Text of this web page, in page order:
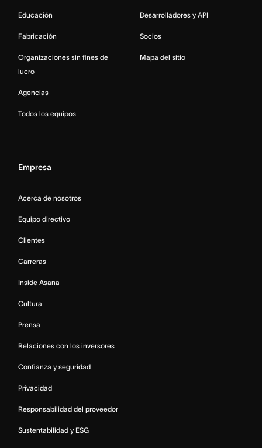
Educación
Fabricación
Organizaciones sin fines de
lucro
Agencias
Todos los equipos
Desarrolladores y API
Socios
Mapa del sitio
Empresa
Acerca de nosotros
Equipo directivo
Clientes
Carreras
Inside Asana
Cultura
Prensa
Relaciones con los inversores
Confianza y seguridad
Privacidad
Responsabilidad del proveedor
Sustentabilidad y ESG